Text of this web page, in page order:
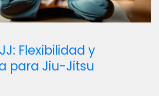
Flexibilidad y
para Jiu-Jitsu